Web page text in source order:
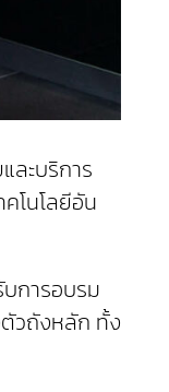
ละบริการ
โนโลยีอัน
การอบรม
วถังหลัก ทั้ง